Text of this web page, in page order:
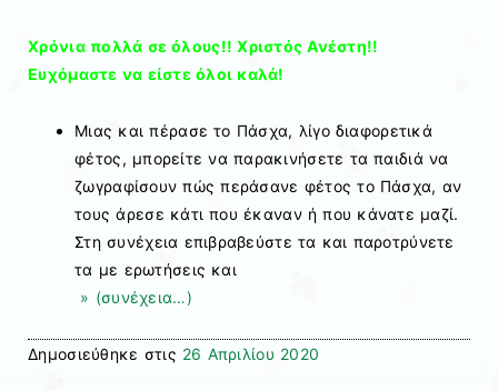
Χρόνια πολλά σε όλους!! Χριστός Ανέστη!!
Ευχόμαστε να είστε όλοι καλά!
Μιας και πέρασε το Πάσχα, λίγο διαφορετικά
φέτος, μπορείτε να παρακινήσετε τα παιδιά να
ζωγραφίσουν πώς περάσανε φέτος το Πάσχα, αν
τους άρεσε κάτι που έκαναν ή που κάνατε μαζί.
Στη συνέχεια επιβραβεύστε τα και παροτρύνετε
τα με ερωτήσεις και
» (συνέχεια…)
Δημοσιεύθηκε στις 26 Απριλίου 2020